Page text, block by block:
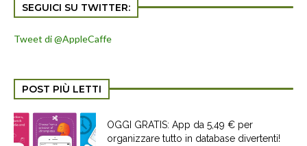
SEGUICI SU TWITTER:
Tweet di @AppleCaffe
POST PIÙ LETTI
OGGI GRATIS: App da 5,49 € per
organizzare tutto in database divertenti!